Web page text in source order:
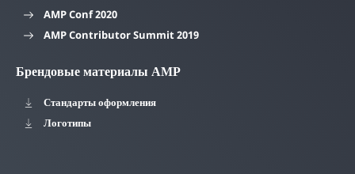
AMP Conf 2020
AMP Contributor Summit 2019
Брендовые материалы AMP
Стандарты оформления
Логотипы